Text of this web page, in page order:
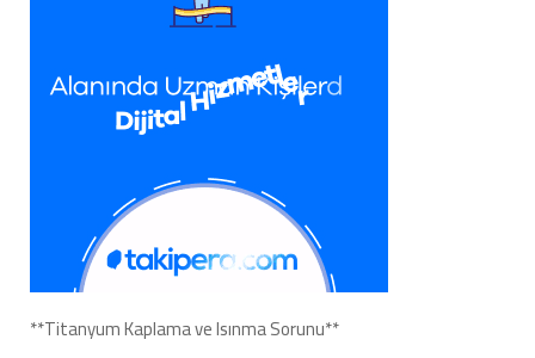
**Titanyum Kaplama ve Isınma Sorunu**